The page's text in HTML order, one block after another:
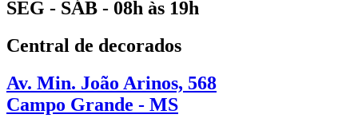
SEG - SÁB - 08h às 19h
Central de decorados
Av. Min. João Arinos, 568
Campo Grande - MS